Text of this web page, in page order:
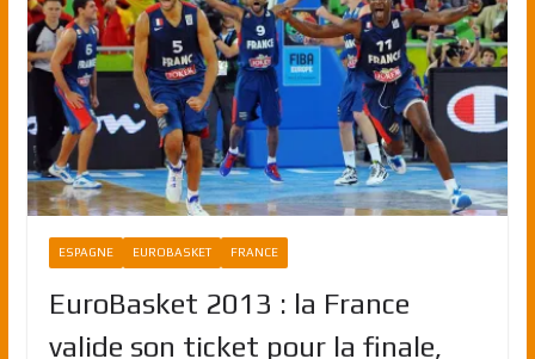
ESPAGNE EUROBASKET FRANCE
EuroBasket 2013 : la France
valide son ticket pour la finale,